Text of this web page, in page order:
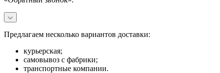
Предлагаем несколько вариантов доставки:
курьерская;
самовывоз с фабрики;
транспортные компании.